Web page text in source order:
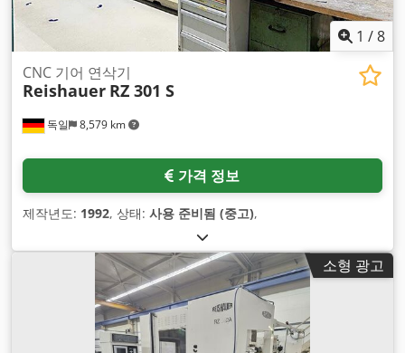
1 /8
독일 8,579 km
CNC 기어 연삭기
Reishauer RZ 301 S
가격 정보
제작년도: 1992, 상태: 사용 준비됨 (중고),
소형 광고